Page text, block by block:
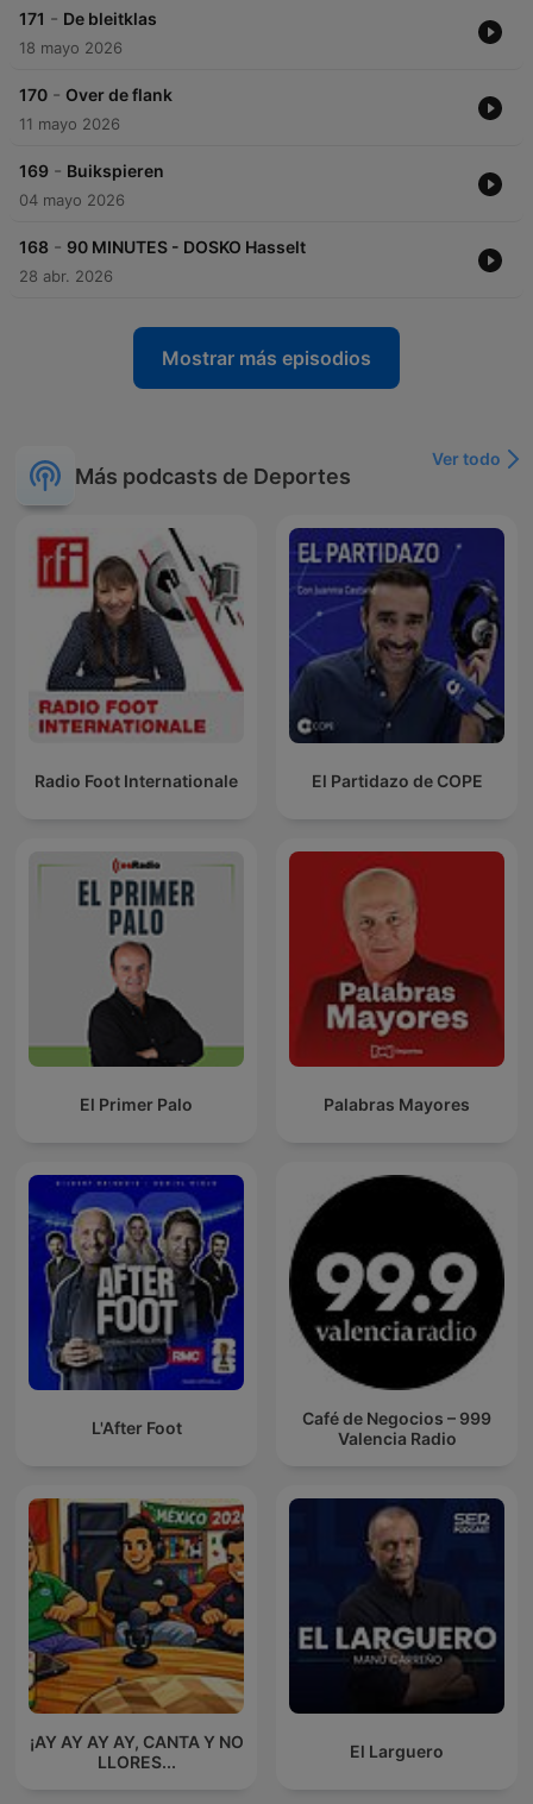
171 - De bleitklas
18 mayo 2026
170 - Over de flank
11 mayo 2026
169 - Buikspieren
04 mayo 2026
168 - 90 MINUTES - DOSKO Hasselt
28 abr. 2026
Mostrar más episodios
Más podcasts de Deportes
Ver todo
Radio Foot Internationale El Partidazo de COPE
El Primer Palo Palabras Mayores
L'After Foot
Café de Negocios – 999
Valencia Radio
¡AY AY AY AY, CANTA Y NO
LLORES...
El Larguero